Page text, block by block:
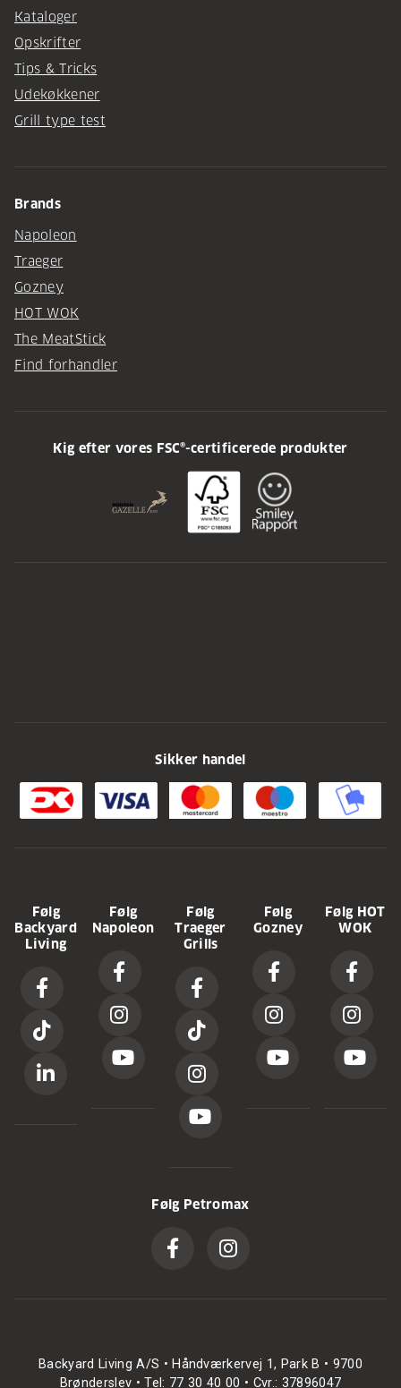
Kataloger
Opskrifter
Tips & Tricks
Udekøkkener
Grill type test
Brands
Napoleon
Traeger
Gozney
HOT WOK
The MeatStick
Find forhandler
Kig efter vores FSC®-certificerede produkter
Sikker handel
Følg
Backyard
Living
Følg
Napoleon
Følg
Traeger
Grills
Følg
Gozney
Følg HOT
WOK
Følg Petromax
Backyard Living A/S • Håndværkervej 1, Park B • 9700
Brønderslev • Tel: 77 30 40 00 • Cvr.: 37896047